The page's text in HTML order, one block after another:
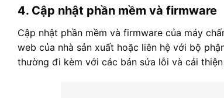
4. Cập nhật phần mềm và firmware
Cập nhật phần mềm và firmware của máy
web của nhà sản xuất hoặc liên hệ với bộ
thường đi kèm với các bản sửa lỗi và cải